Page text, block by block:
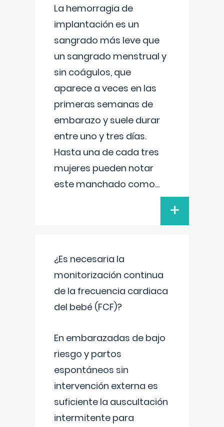
La hemorragia de
implantación es un
sangrado más leve que
un sangrado menstrual y
sin coágulos, que
aparece a veces en las
primeras semanas de
embarazo y suele durar
entre uno y tres días.
Hasta una de cada tres
mujeres pueden notar
este manchado como...
+
¿Es necesaria la
monitorización continua
de la frecuencia cardiaca
del bebé (FCF)?
En embarazadas de bajo
riesgo y partos
espontáneos sin
intervención externa es
suficiente la auscultación
intermitente para